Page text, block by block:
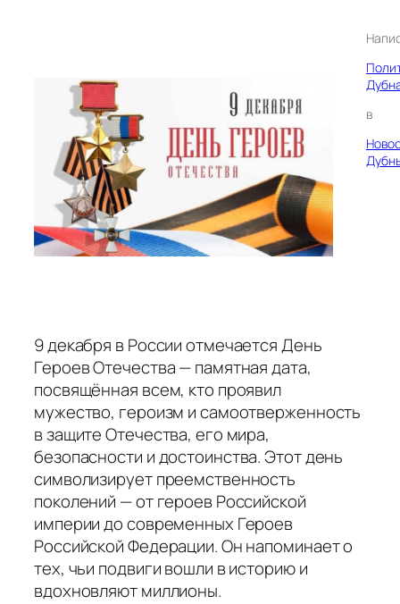
в
9 декабря в России отмечается День
Героев Отечества — памятная дата,
посвящённая всем, кто проявил
мужество, героизм и самоотверженность
в защите Отечества, его мира,
безопасности и достоинства. Этот день
символизирует преемственность
поколений — от героев Российской
империи до современных Героев
Российской Федерации. Он напоминает о
тех, чьи подвиги вошли в историю и
вдохновляют миллионы.